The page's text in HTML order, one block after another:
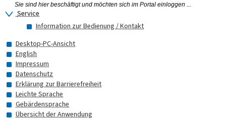
Sie sind hier beschäftigt und möchten sich im Portal einloggen ...
Service
Information zur Bedienung / Kontakt
Desktop-PC-Ansicht
English
Impressum
Datenschutz
Erklärung zur Barrierefreiheit
Leichte Sprache
Gebärdensprache
Übersicht der Anwendung